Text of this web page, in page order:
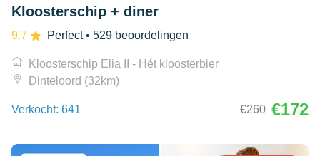
Kloosterschip + diner
9.7 Perfect• 529 beoordelingen
Kloosterschip Elia II - Hét kloosterbier
Dinteloord (32km)
Verkocht: 641 €260 €172